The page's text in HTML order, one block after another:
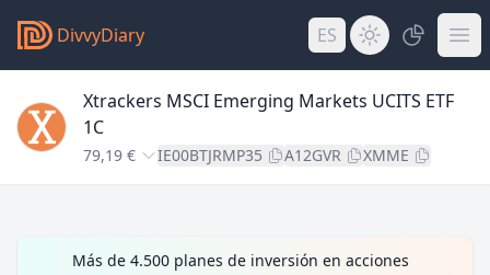
DivvyDiary ES
Xtrackers MSCI Emerging Markets UCITS ETF
1C
79,19 € IE00BTJRMP35 A12GVR XMME
Más de 4.500 planes de inversión en acciones